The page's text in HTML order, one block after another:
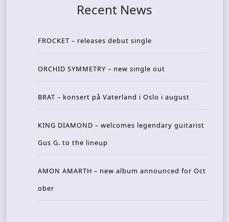
Recent News
FROCKET – releases debut single
ORCHID SYMMETRY – new single out
BRAT – konsert på Vaterland i Oslo i august
KING DIAMOND – welcomes legendary guitarist
Gus G. to the lineup
AMON AMARTH – new album announced for Oct
ober